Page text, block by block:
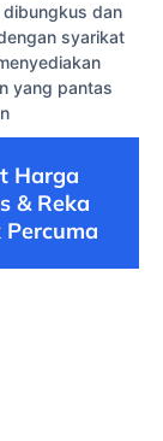
dibungkus dan
syarikat
yang pantas
Harga
& Reka
Percuma